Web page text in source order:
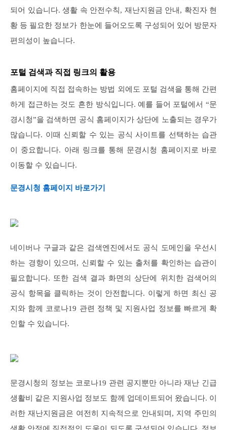
되어 있습니다. 생활 속 안전수칙, 재난지원금 안내, 확진자 현
황 등 필요한 정보가 한눈에 들어오도록 구성되어 있어 방문자
편의성이 높습니다.
포털 검색과 직접 링크의 활용
홈페이지에 직접 접속하는 방법 외에도 포털 검색을 통해 간편
하게 접근하는 것도 흔한 방식입니다. 예를 들어 포털에서 “문
경시청”을 검색하면 공식 홈페이지가 상단에 노출되는 경우가
많습니다. 이때 신뢰할 수 있는 공식 사이트를 선택하는 습관
이 중요합니다. 아래 링크를 통해 문경시청 홈페이지로 바로
이동할 수 있습니다.
문경시청 홈페이지 바로가기
네이버나 구글과 같은 검색엔진에서도 공식 도메인을 우선시
하는 경향이 있으며, 신뢰할 수 있는 출처를 확인하는 습관이
필요합니다. 또한 검색 결과 화면의 상단에 위치한 검색어의
공식 항목을 클릭하는 것이 안전합니다. 이렇게 하면 최신 공
지와 함께 코로나19 관련 정책 및 지원사업 정보를 빠르게 확
인할 수 있습니다.
문경시청의 정보는 코로나19 관련 공지뿐만 아니라 재난 긴급
생활비 같은 지원사업 정보도 함께 업데이트되어 왔습니다. 이
러한 재난지원금은 여전히 지속적으로 안내되며, 지역 주민의